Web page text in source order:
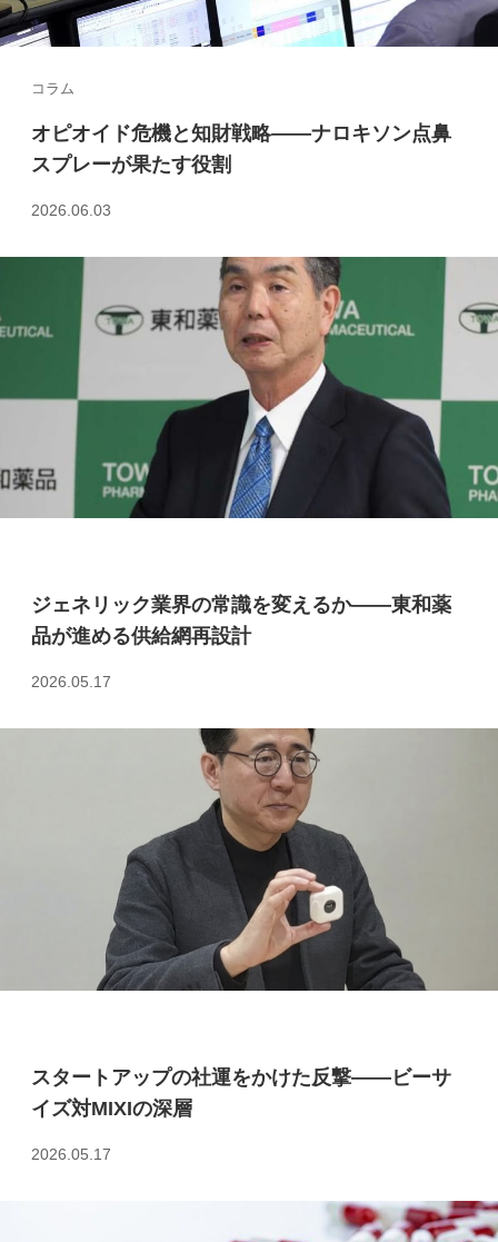
コラム
オピオイド危機と知財戦略――ナロキソン点鼻
スプレーが果たす役割
2026.06.03
ジェネリック業界の常識を変えるか――東和薬
品が進める供給網再設計
2026.05.17
スタートアップの社運をかけた反撃――ビーサ
イズ対MIXIの深層
2026.05.17